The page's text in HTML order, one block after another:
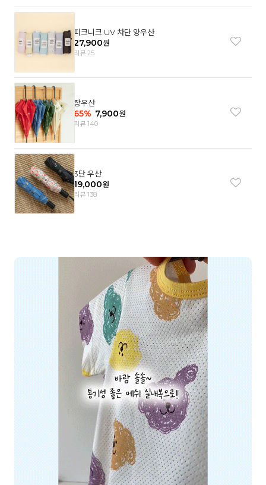
피크니크 UV 차단 양우산
27,900원
리뷰 25
장우산
65% 7,900원
리뷰 140
3단 우산
19,000원
리뷰 138